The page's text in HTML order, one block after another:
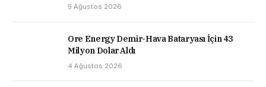
5 Ağustos 2026
Ore Energy Demir-Hava Bataryası İçin 43
Milyon Dolar Aldı
4 Ağustos 2026